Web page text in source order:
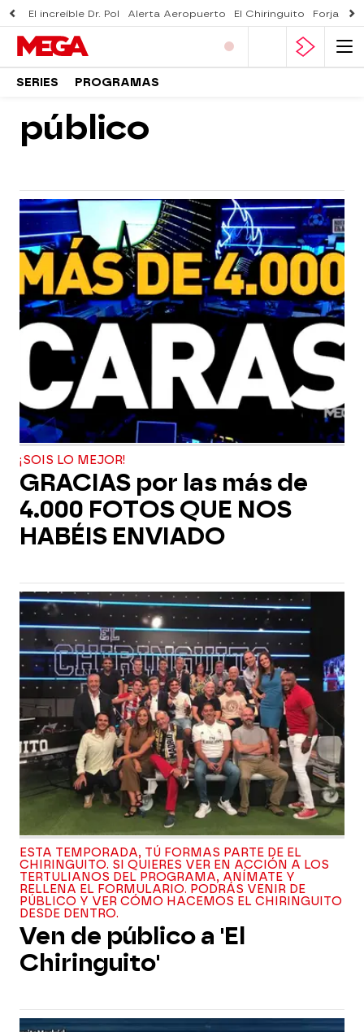
El increíble Dr. Pol Alerta Aeropuerto El Chiringuito Forjado
SERIES PROGRAMAS
público
¡SOIS LO MEJOR!
GRACIAS por las más de
4.000 FOTOS QUE NOS
HABÉIS ENVIADO
ESTA TEMPORADA, TÚ FORMAS PARTE DE EL
CHIRINGUITO. SI QUIERES VER EN ACCIÓN A LOS
TERTULIANOS DEL PROGRAMA, ANÍMATE Y
RELLENA EL FORMULARIO. PODRÁS VENIR DE
PÚBLICO Y VER CÓMO HACEMOS EL CHIRINGUITO
DESDE DENTRO.
Ven de público a 'El
Chiringuito'